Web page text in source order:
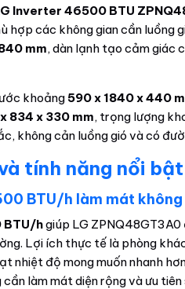
Inverter 46500 BTU
hợp các không gian cần luồng
mm, dàn lạnh tạo cảm giác
khoảng 590 x 1840 x 440
834 x 330 mm, trọng lượng
không cản luồng gió và có
tính năng nổi bật
BTU/h làm mát
BTU/hgiúp LG
Lợi ích thực tế là phòng
nhiệt độ mong muốn nhanh
làm mát diện rộng và ưu